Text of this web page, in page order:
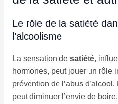
Le rôle de la satiété
l’alcoolisme
La sensation de satiété,
hormones, peut jouer un rôle
prévention de l’abus
peut diminuer l’envie de